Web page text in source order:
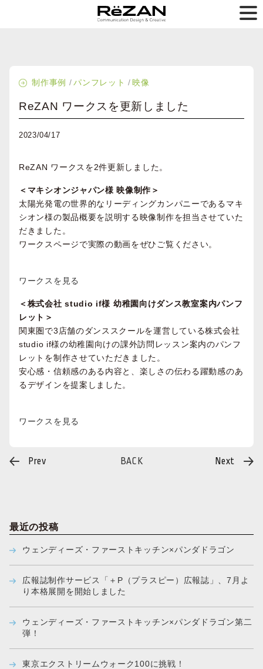
制作事例 パンフレット 映像
ReZAN ワークスを更新しました
2023/04/17
ReZAN ワークスを2件更新しました。
＜マキシオンジャパン様 映像制作＞
太陽光発電の世界的なリーディングカンパニーであるマキ
シオン様の製品概要を説明する映像制作を担当させていた
だきました。
ワークスページで実際の動画をぜひご覧ください。
ワークスを見る
＜株式会社 studio if様 幼稚園向けダンス教室案内パンフ
レット＞
関東圏で3店舗のダンススクールを運営している株式会社
studio if様の幼稚園向けの課外訪問レッスン案内のパンフ
レットを制作させていただきました。
安心感・信頼感のある内容と、楽しさの伝わる躍動感のあ
るデザインを提案しました。
ワークスを見る
投
稿
ン
Prev Next
BACK
最近の投稿
ウェンディーズ・ファーストキッチン×パンダドラゴン
広報誌制作サービス「＋P（プラスピー）広報誌」、7月よ
り本格展開を開始しました
ウェンディーズ・ファーストキッチン×パンダドラゴン第二
弾！
東京エクストリームウォーク100に挑戦！